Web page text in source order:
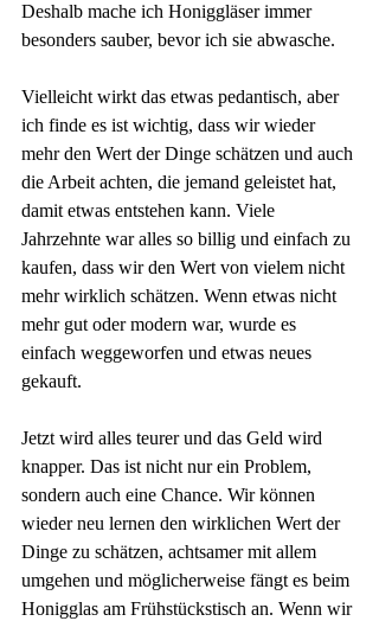
Deshalb mache ich Honiggläser immer
besonders sauber, bevor ich sie abwasche.
Vielleicht wirkt das etwas pedantisch, aber
ich finde es ist wichtig, dass wir wieder
mehr den Wert der Dinge schätzen und auch
die Arbeit achten, die jemand geleistet hat,
damit etwas entstehen kann. Viele
Jahrzehnte war alles so billig und einfach zu
kaufen, dass wir den Wert von vielem nicht
mehr wirklich schätzen. Wenn etwas nicht
mehr gut oder modern war, wurde es
einfach weggeworfen und etwas neues
gekauft.
Jetzt wird alles teurer und das Geld wird
knapper. Das ist nicht nur ein Problem,
sondern auch eine Chance. Wir können
wieder neu lernen den wirklichen Wert der
Dinge zu schätzen, achtsamer mit allem
umgehen und möglicherweise fängt es beim
Honigglas am Frühstückstisch an. Wenn wir